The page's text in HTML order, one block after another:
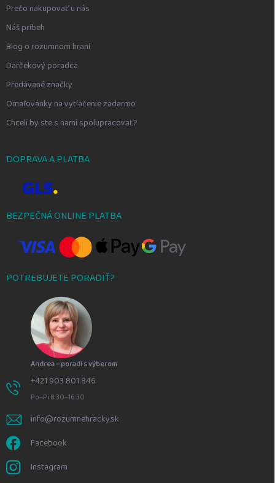
Prečo nakupovať u nás
Náš príbeh
Blog o rozumnom hraní
Darčekový poradca
Predávané značky
Omaľovánky na vytlačenie zadarmo
Chceli by ste s nami spolupracovať?
DOPRAVA A PLATBA
BEZPEČNÁ ONLINE PLATBA
POTREBUJETE PORADIŤ?
Andrea – poradí s výberom
+421 903 801 846
Po–Pi 8:30–16:30
info@rozumnehracky.sk
Facebook
Instagram